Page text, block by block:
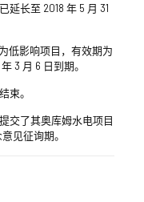
延长至 2018 年 5 月 31
低影响项目，有效期为
3 月 6 日到期。
束。
交了其奥库姆水电项目
见征询期。